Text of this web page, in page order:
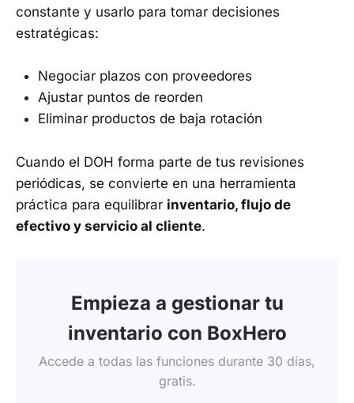
constante y usarlo para tomar decisiones
estratégicas:
Negociar plazos con proveedores
Ajustar puntos de reorden
Eliminar productos de baja rotación
Cuando el DOH forma parte de tus revisiones
periódicas, se convierte en una herramienta
práctica para equilibrar inventario, flujo de
efectivo y servicio al cliente.
Empieza a gestionar tu
inventario con BoxHero
Accede a todas las funciones durante 30 días,
gratis.